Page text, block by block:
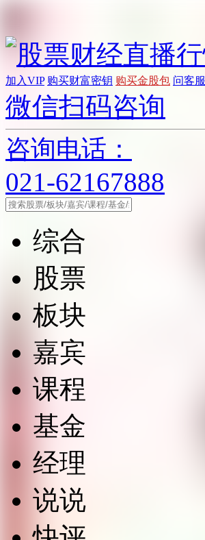
加入VIP 购买财富密钥 购买金股包 问客服
微信扫码咨询
咨询电话：
021-62167888
综合
股票
板块
嘉宾
课程
基金
经理
说说